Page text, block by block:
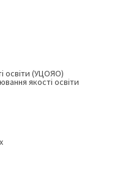
освіти (УЦОЯО)
якості освіти